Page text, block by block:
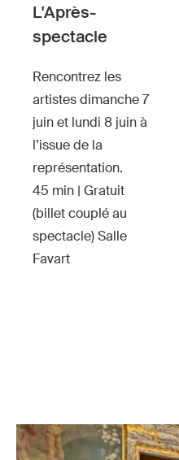
L'Après-
spectacle
Rencontrez les
artistes dimanche 7
juin et lundi 8 juin à
l’issue de la
représentation.
45 min | Gratuit
(billet couplé au
spectacle) Salle
Favart